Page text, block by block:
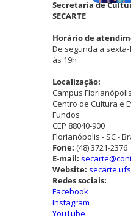
Secretaria de
SECARTE
Horário de
De segunda a
às 19h
Localização:
Campus
Centro de Cultura e
Fundos
CEP 88040-900
Florianópolis - SC -
Fone: (48) 3721-2376
E-mail:
Website:
Redes sociais:
Facebook
Instagram
YouTube